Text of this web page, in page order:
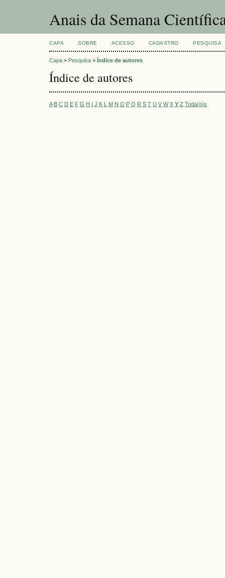
Anais da Semana
CAPA SOBRE ACESSO CADASTRO PESQUISA
Capa > Pesquisa > Índice de autores
Índice de autores
A B C D E F G H I J K L M N O P Q R S T U V W X Y Z Toda(o)s